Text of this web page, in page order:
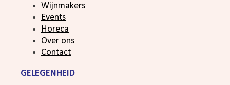
Wijnmakers
Events
Horeca
Over ons
Contact
GELEGENHEID